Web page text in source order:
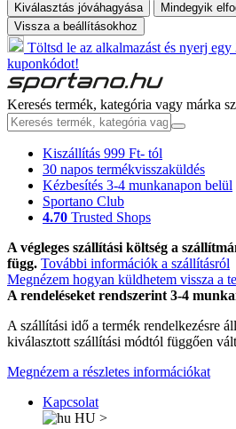
Kiválasztás jóváhagyása
Mindegyik
Vissza a beállításokhoz
Töltsd le az alkalmazást és nyerj
kuponkódot!
Keresés termék, kategória vagy márka
Kiszállítás 999 Ft- tól
30 napos termékvisszaküldés
Kézbesítés 3-4 munkanapon belül
Sportano Club
4.70 Trusted Shops
A végleges szállítási költség a
függ. További információk a szállításról
Megnézem hogyan küldhetem vissza a
A rendeléseket rendszerint 3-4
A szállítási idő a termék rendelkezésre
kiválasztott szállítási módtól függően
Megnézem a részletes információkat
Kapcsolat
HU >